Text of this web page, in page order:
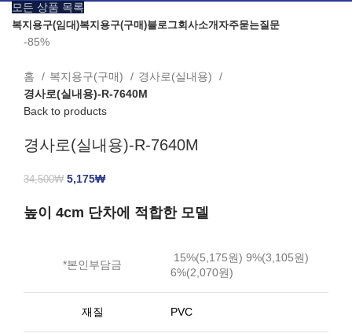
모든 상품 목록
복지용구(임대)복지용구(구매)블로그회사소개자주묻는질문
-85%
홈 복지용구(구매)
경사로(실내용)
경사로(실내용)-R-7640M
Back to products
경사로(실내용)-R-7640M
34,500₩ 5,175₩
높이 4cm 단차에 적합한 모델
*본인부담금
15%(5,175원) 9%(3,105원)
6%(2,070원)
재질 PVC